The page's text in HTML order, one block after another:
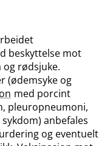
beskyttelse mot
rødsjuke.
(ødemsyke og
med porcint
pleuropneumoni,
anbefales
og eventuelt